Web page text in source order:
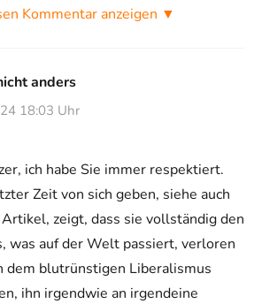
Kommentar anzeigen ▼
anders
18:03 Uhr
ich habe Sie immer respektiert.
Zeit von sich geben, siehe auch
zeigt, dass sie vollständig den
was auf der Welt passiert, verloren
dem blutrünstigen Liberalismus
ihn irgendwie an irgendeine